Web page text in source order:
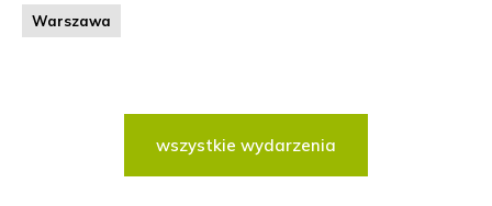
Warszawa
wszystkie wydarzenia